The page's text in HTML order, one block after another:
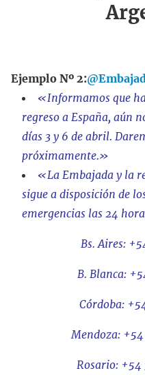
Ejemplo Nº 2:
«Informamos que
regreso a España, aún
días 3 y 6 de abril.
próximamente.»
«La Embajada y la
sigue a disposición de
emergencias las 24
Bs. Aires:
B. Blanca:
Córdoba:
Mendoza:
Rosario: +54